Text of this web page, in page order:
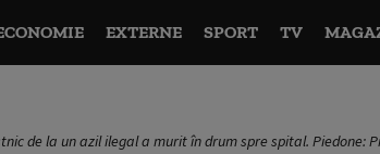
EXTERNE SPORT TV
de la un azil ilegal a murit în drum spre spital. Piedone: